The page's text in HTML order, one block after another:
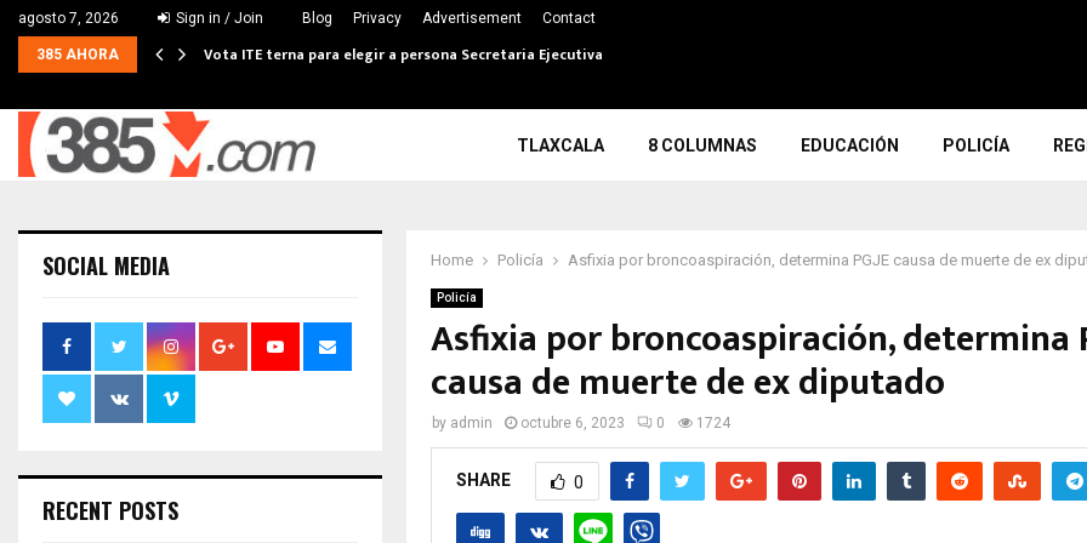
agosto 7, 2026 Sign in / Join Blog Privacy Advertisement Contact
385 AHORA Vota ITE terna para elegir a persona Secretaria Ejecutiva
TLAXCALA 8 COLUMNAS EDUCACIÓN POLICÍA
Home Policía Asfixia por broncoaspiración, determina PGJE causa de muerte de ex
Policía
Asfixia por broncoaspiración, determina
causa de muerte de ex diputado
by admin octubre 6, 2023 0 1724
SHARE 0
SOCIAL MEDIA
RECENT POSTS